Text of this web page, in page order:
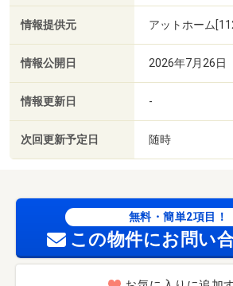
情報提供元 アットホーム
情報公開日 2026年7月26日
情報更新日 -
次回更新予定日 随時
無料・簡単2項目！
この物件にお問い